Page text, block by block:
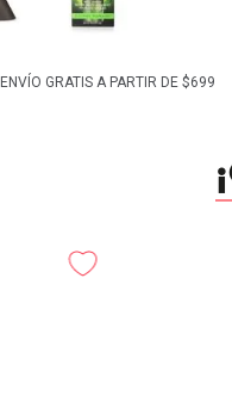
ENVÍO GRATIS A PARTIR DE $699